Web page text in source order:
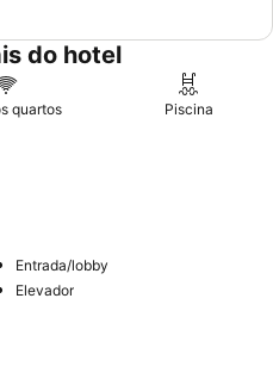
do hotel
quartos Piscina
Entrada/lobby
Elevador